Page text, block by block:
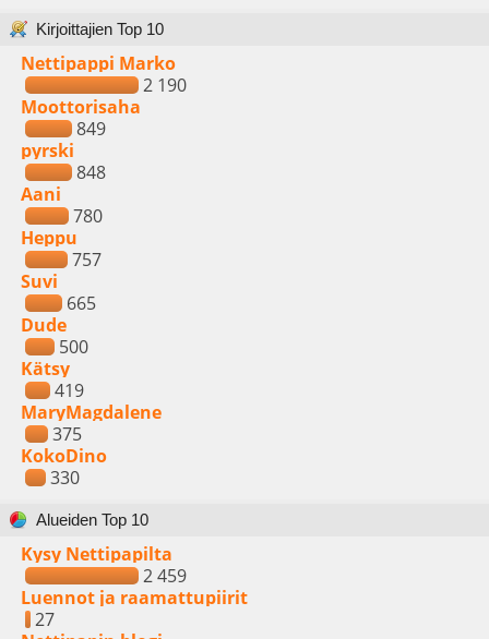
Kirjoittajien Top 10
Nettipappi Marko
2 190
Moottorisaha
849
pyrski
848
Aani
780
Heppu
757
Suvi
665
Dude
500
Kätsy
419
MaryMagdalene
375
KokoDino
330
Alueiden Top 10
Kysy Nettipapilta
2 459
Luennot ja raamattupiirit
27